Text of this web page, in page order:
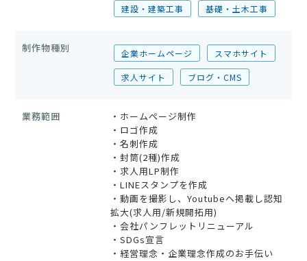
建設・建築工事 基礎・土木工事
制作物種別 企業ホームページ スマホサイト
求人サイト ブログ・CMS
業務範囲
・ホームページ制作
・ロゴ作成
・名刺作成
・封筒(2種)作成
・求人用LP制作
・LINEスタンプを作成
・動画を撮影し、Youtubeへ掲載し認知
拡大(求人用/新規開拓用)
・会社パンフレットリニューアル
・SDGs宣言
・経営理念・企業理念作成のお手伝い